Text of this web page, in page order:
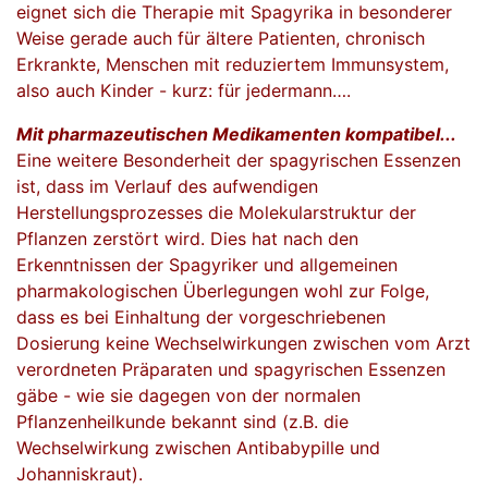
eignet sich die Therapie mit Spagyrika in besonderer
Weise gerade auch für ältere Patienten, chronisch
Erkrankte, Menschen mit reduziertem Immunsystem,
also auch Kinder - kurz: für jedermann….
Mit pharmazeutischen Medikamenten kompatibel...
Eine weitere Besonderheit der spagyrischen Essenzen
ist, dass im Verlauf des aufwendigen
Herstellungsprozesses die Molekularstruktur der
Pflanzen zerstört wird. Dies hat nach den
Erkenntnissen der Spagyriker und allgemeinen
pharmakologischen Überlegungen wohl zur Folge,
dass es bei Einhaltung der vorgeschriebenen
Dosierung keine Wechselwirkungen zwischen vom Arzt
verordneten Präparaten und spagyrischen Essenzen
gäbe - wie sie dagegen von der normalen
Pflanzenheilkunde bekannt sind (z.B. die
Wechselwirkung zwischen Antibabypille und
Johanniskraut).